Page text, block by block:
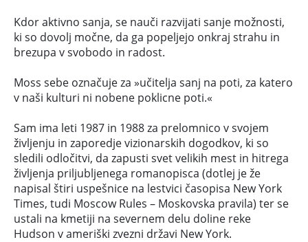
Kdor aktivno sanja, se nauči razvijati sanje možnosti,
ki so dovolj močne, da ga popeljejo onkraj strahu in
brezupa v svobodo in radost.
Moss sebe označuje za »učitelja sanj na poti, za katero
v naši kulturi ni nobene poklicne poti.«
Sam ima leti 1987 in 1988 za prelomnico v svojem
življenju in zaporedje vizionarskih dogodkov, ki so
sledili odločitvi, da zapusti svet velikih mest in hitrega
življenja priljubljenega romanopisca (dotlej je že
napisal štiri uspešnice na lestvici časopisa New York
Times, tudi Moscow Rules – Moskovska pravila) ter se
ustali na kmetiji na severnem delu doline reke
Hudson v ameriški zvezni državi New York.